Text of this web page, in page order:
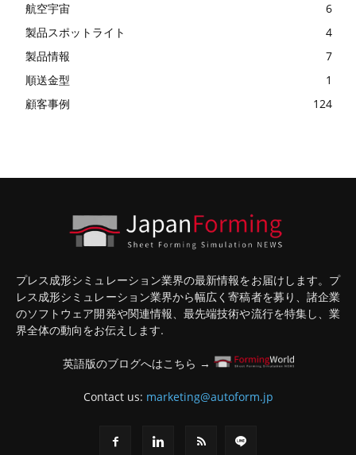
航空宇宙
6
製品スポットライト
4
製品情報
7
順送金型
1
顧客事例
124
プレス成形シミュレーション業界の最新情報をお届けします。プ
レス成形シミュレーション業界から幅広く寄稿者を募り、諸企業
のソフトウェア開発や関連情報、最先端技術や流行を特集し、業
界全体の動向をお伝えします.
英語版のブログへはこちら →
Contact us: marketing@autoform.jp